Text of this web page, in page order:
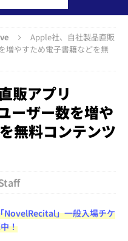
Apple社、自社製品直販
増やすため電子書籍などを無
販アプリ
ーザー数を増や
無料コンテンツ
NovelRecital」一般入場チケ
！